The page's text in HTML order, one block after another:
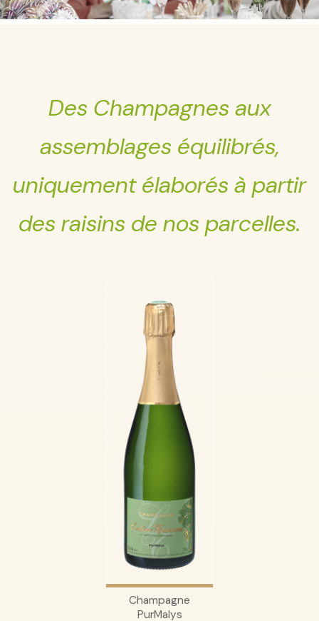
Des Champagnes aux
assemblages équilibrés,
uniquement élaborés à partir
des raisins de nos parcelles.
Champagne
PurMalys